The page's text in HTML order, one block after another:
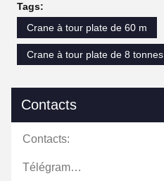
Tags:
Crane à tour plate de 60 m
Crane à tour plate de 8 tonnes
Contacts
Contacts:
Télégramme: